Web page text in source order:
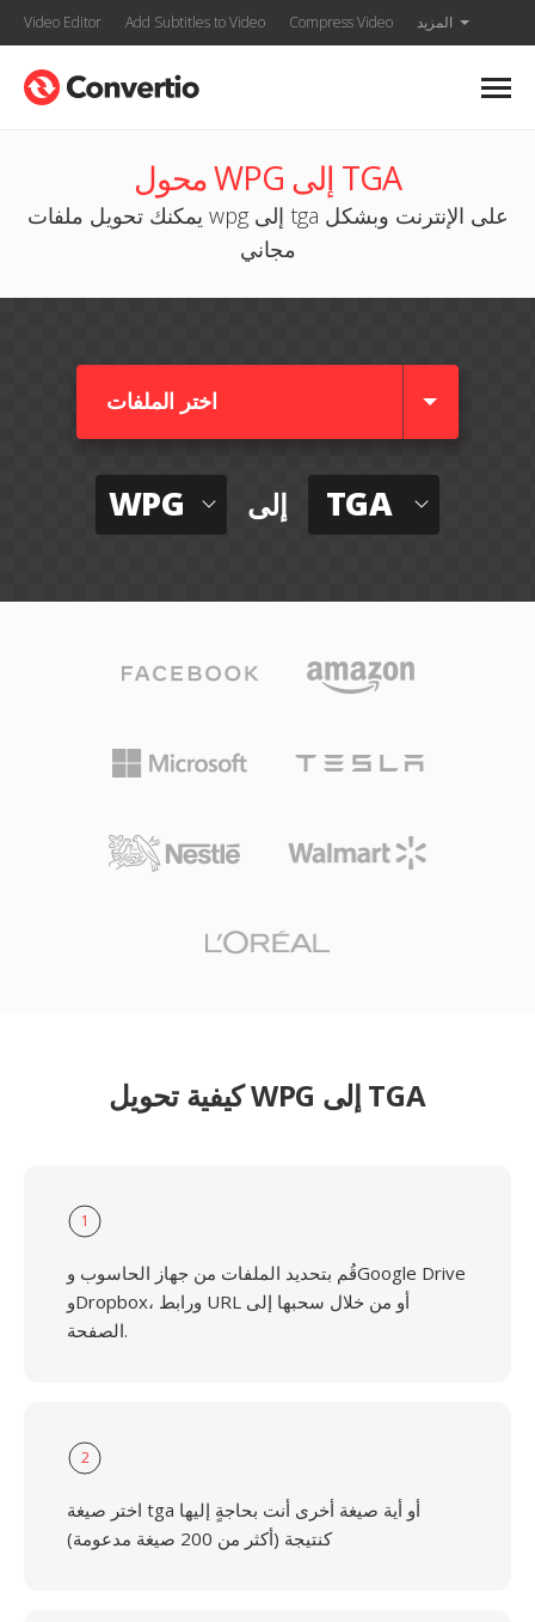
Video Editor Add Subtitles to Video Compress Video المزيد
محول WPG إلى TGA
يمكنك تحويل ملفات wpg إلى tga على الإنترنت وبشكل
مجاني
اختر الملفات
WPG إلى TGA
كيفية تحويل WPG إلى TGA
1
قُم بتحديد الملفات من جهاز الحاسوب وGoogle Drive
وDropbox، ورابط URL أو من خلال سحبها إلى
الصفحة.
2
اختر صيغة tga أو أية صيغة أخرى أنت بحاجةٍ إليها
كنتيجة (أكثر من 200 صيغة مدعومة)